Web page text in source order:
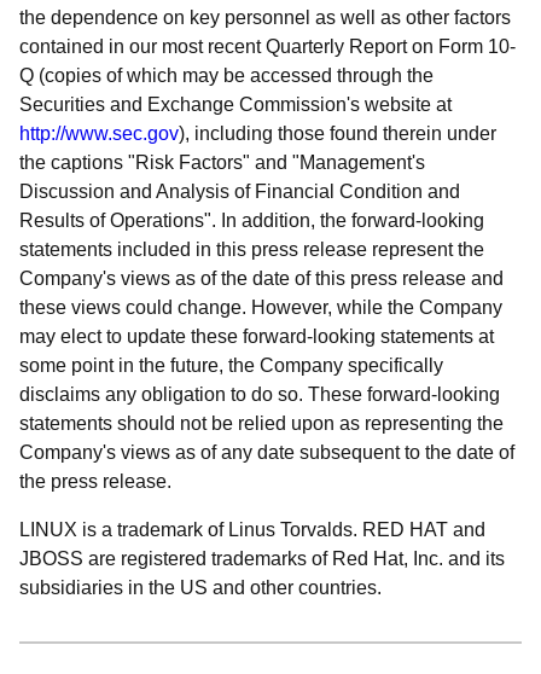
the dependence on key personnel as well as other factors
contained in our most recent Quarterly Report on Form 10-
Q (copies of which may be accessed through the
Securities and Exchange Commission's website at
http://www.sec.gov), including those found therein under
the captions
Risk Factors and
Management's
Discussion and Analysis of Financial Condition and
Results of Operations . In addition, the forward-looking
statements included in this press release represent the
Company's views as of the date of this press release and
these views could change. However, while the Company
may elect to update these forward-looking statements at
some point in the future, the Company specifically
disclaims any obligation to do so. These forward-looking
statements should not be relied upon as representing the
Company's views as of any date subsequent to the date of
the press release.
LINUX is a trademark of Linus Torvalds. RED HAT and
JBOSS are registered trademarks of Red Hat, Inc. and its
subsidiaries in the US and other countries.